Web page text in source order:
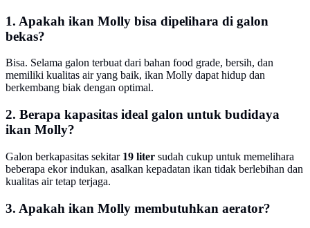
1. Apakah ikan Molly bisa dipelihara di galon
bekas?
Bisa. Selama galon terbuat dari bahan food grade, bersih, dan
memiliki kualitas air yang baik, ikan Molly dapat hidup dan
berkembang biak dengan optimal.
2. Berapa kapasitas ideal galon untuk budidaya
ikan Molly?
Galon berkapasitas sekitar 19 liter sudah cukup untuk memelihara
beberapa ekor indukan, asalkan kepadatan ikan tidak berlebihan dan
kualitas air tetap terjaga.
3. Apakah ikan Molly membutuhkan aerator?